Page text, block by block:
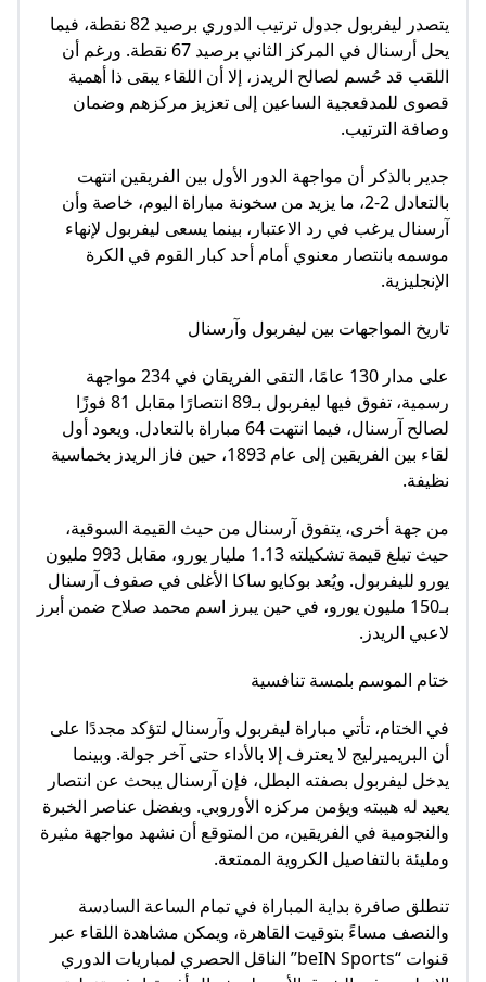
يتصدر ليفربول جدول ترتيب الدوري برصيد 82 نقطة، فيما
يحل أرسنال في المركز الثاني برصيد 67 نقطة. ورغم أن
اللقب قد حُسم لصالح الريدز، إلا أن اللقاء يبقى ذا أهمية
قصوى للمدفعجية الساعين إلى تعزيز مركزهم وضمان
وصافة الترتيب.
جدير بالذكر أن مواجهة الدور الأول بين الفريقين انتهت
بالتعادل 2-2، ما يزيد من سخونة مباراة اليوم، خاصة وأن
آرسنال يرغب في رد الاعتبار، بينما يسعى ليفربول لإنهاء
موسمه بانتصار معنوي أمام أحد كبار القوم في الكرة
الإنجليزية.
تاريخ المواجهات بين ليفربول وآرسنال
على مدار 130 عامًا، التقى الفريقان في 234 مواجهة
رسمية، تفوق فيها ليفربول بـ89 انتصارًا مقابل 81 فوزًا
لصالح آرسنال، فيما انتهت 64 مباراة بالتعادل. ويعود أول
لقاء بين الفريقين إلى عام 1893، حين فاز الريدز بخماسية
نظيفة.
من جهة أخرى، يتفوق آرسنال من حيث القيمة السوقية،
حيث تبلغ قيمة تشكيلته 1.13 مليار يورو، مقابل 993 مليون
يورو لليفربول. ويُعد بوكايو ساكا الأغلى في صفوف آرسنال
بـ150 مليون يورو، في حين يبرز اسم محمد صلاح ضمن أبرز
لاعبي الريدز.
ختام الموسم بلمسة تنافسية
في الختام، تأتي مباراة ليفربول وآرسنال لتؤكد مجددًا على
أن البريميرليج لا يعترف إلا بالأداء حتى آخر جولة. وبينما
يدخل ليفربول بصفته البطل، فإن آرسنال يبحث عن انتصار
يعيد له هيبته ويؤمن مركزه الأوروبي. وبفضل عناصر الخبرة
والنجومية في الفريقين، من المتوقع أن نشهد مواجهة مثيرة
ومليئة بالتفاصيل الكروية الممتعة.
تنطلق صافرة بداية المباراة في تمام الساعة السادسة
والنصف مساءً بتوقيت القاهرة، ويمكن مشاهدة اللقاء عبر
قنوات “beIN Sports” الناقل الحصري لمباريات الدوري